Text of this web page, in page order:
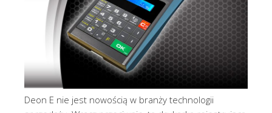
Deon E nie jest nowością w branży technologii